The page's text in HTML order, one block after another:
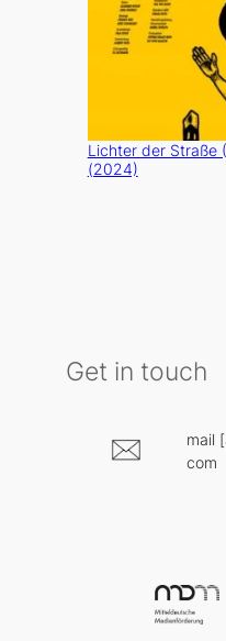
Lichter der Straße
(2024)
Get in touch
mail
com